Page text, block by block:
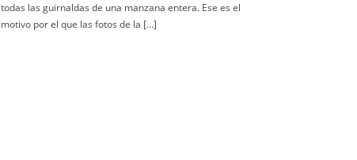
todas las guirnaldas de una manzana entera. Ese es el
motivo por el que las fotos de la […]